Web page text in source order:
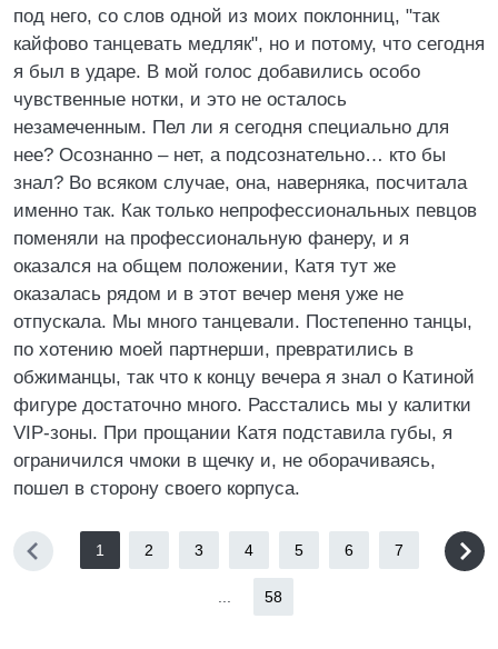
под него, со слов одной из моих поклонниц, "так
кайфово танцевать медляк", но и потому, что сегодня
я был в ударе. В мой голос добавились особо
чувственные нотки, и это не осталось
незамеченным. Пел ли я сегодня специально для
нее? Осознанно – нет, а подсознательно… кто бы
знал? Во всяком случае, она, наверняка, посчитала
именно так. Как только непрофессиональных певцов
поменяли на профессиональную фанеру, и я
оказался на общем положении, Катя тут же
оказалась рядом и в этот вечер меня уже не
отпускала. Мы много танцевали. Постепенно танцы,
по хотению моей партнерши, превратились в
обжиманцы, так что к концу вечера я знал о Катиной
фигуре достаточно много. Расстались мы у калитки
VIP-зоны. При прощании Катя подставила губы, я
ограничился чмоки в щечку и, не оборачиваясь,
пошел в сторону своего корпуса.
1 2 3 4 5 6 7
58